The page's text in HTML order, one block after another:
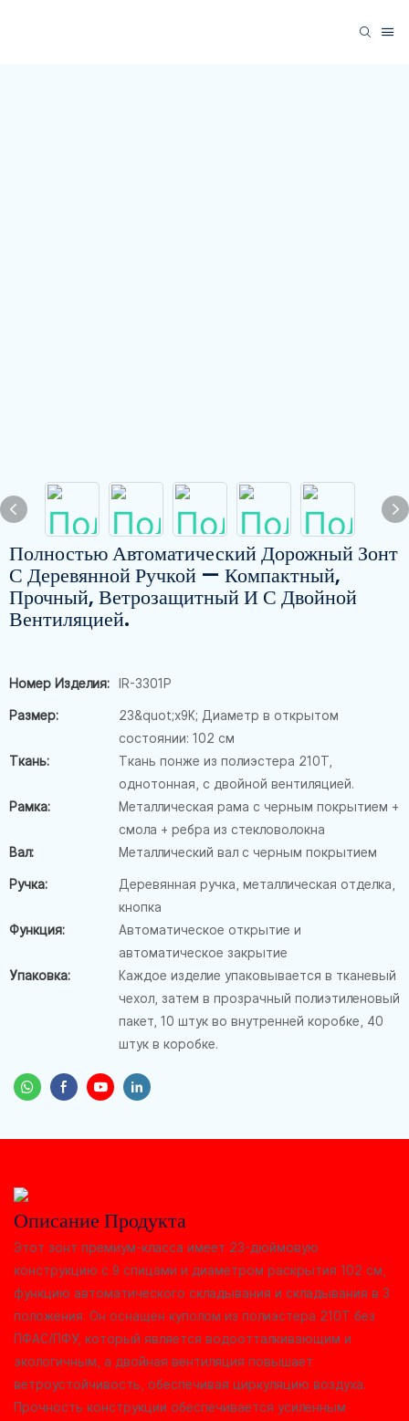
Полностью Автоматический Дорожный Зонт
С Деревянной Ручкой — Компактный,
Прочный, Ветрозащитный И С Двойной
Вентиляцией.
Номер Изделия: IR-3301P
Размер:
23&quot;x9K; Диаметр в открытом
состоянии: 102 см
Ткань:
Ткань понже из полиэстера 210T,
однотонная, с двойной вентиляцией.
Рамка:
Металлическая рама с черным покрытием +
смола + ребра из стекловолокна
Вал:
Металлический вал с черным покрытием
Ручка:
Деревянная ручка, металлическая отделка,
кнопка
Функция:
Автоматическое открытие и
автоматическое закрытие
Упаковка:
Каждое изделие упаковывается в тканевый
чехол, затем в прозрачный полиэтиленовый
пакет, 10 штук во внутренней коробке, 40
штук в коробке.
Описание Продукта
Этот зонт премиум-класса имеет 23-дюймовую
конструкцию с 9 спицами и диаметром раскрытия 102 см,
функцию автоматического складывания и складывания в 3
положения. Он оснащен куполом из полиэстера 210T без
ПФАС/ПФУ, который является водоотталкивающим и
экологичным, а двойная вентиляция повышает
ветроустойчивость, обеспечивая циркуляцию воздуха.
Прочность конструкции обеспечивается усиленным